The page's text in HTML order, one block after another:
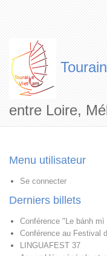
entre Loire,
Menu utilisateur
Se connecter
Derniers billets
Conférence "Le bánh
Conférence au Festival
LINGUAFEST 37